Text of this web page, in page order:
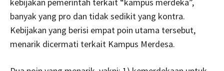
banyak yang pro dan tidak sedikit yang kontra.
Kebijakan yang berisi empat poin utama tersebut,
menarik dicermati terkait Kampus Merdesa.